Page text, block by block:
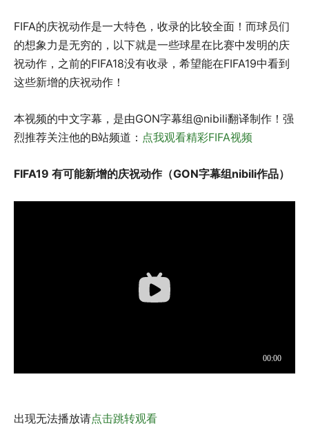
FIFA的庆祝动作是一大特色，收录的比较全面！而球员们
的想象力是无穷的，以下就是一些球星在比赛中发明的庆
祝动作，之前的FIFA18没有收录，希望能在FIFA19中看到
这些新增的庆祝动作！
本视频的中文字幕，是由GON字幕组@nibili翻译制作！强
烈推荐关注他的B站频道： 点我观看精彩FIFA视频
FIFA19 有可能新增的庆祝动作（GON字幕组nibili作品）
出现无法播放请点击跳转观看